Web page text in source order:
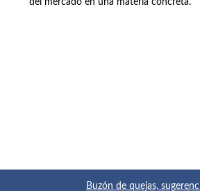
del mercado en una materia concreta.
Buzón de quejas,